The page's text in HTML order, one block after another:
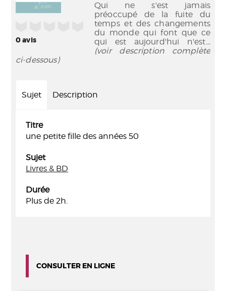
0avis
Qui ne s'est jamais
préoccupé de la fuite du
temps et des changements
du monde qui font que ce
qui est aujourd'hui n'est...
(voir description complète
ci-dessous)
Sujet Description
Titre
une petite fille des années 50
Sujet
Livres & BD
Durée
Plus de 2h.
CONSULTER EN LIGNE